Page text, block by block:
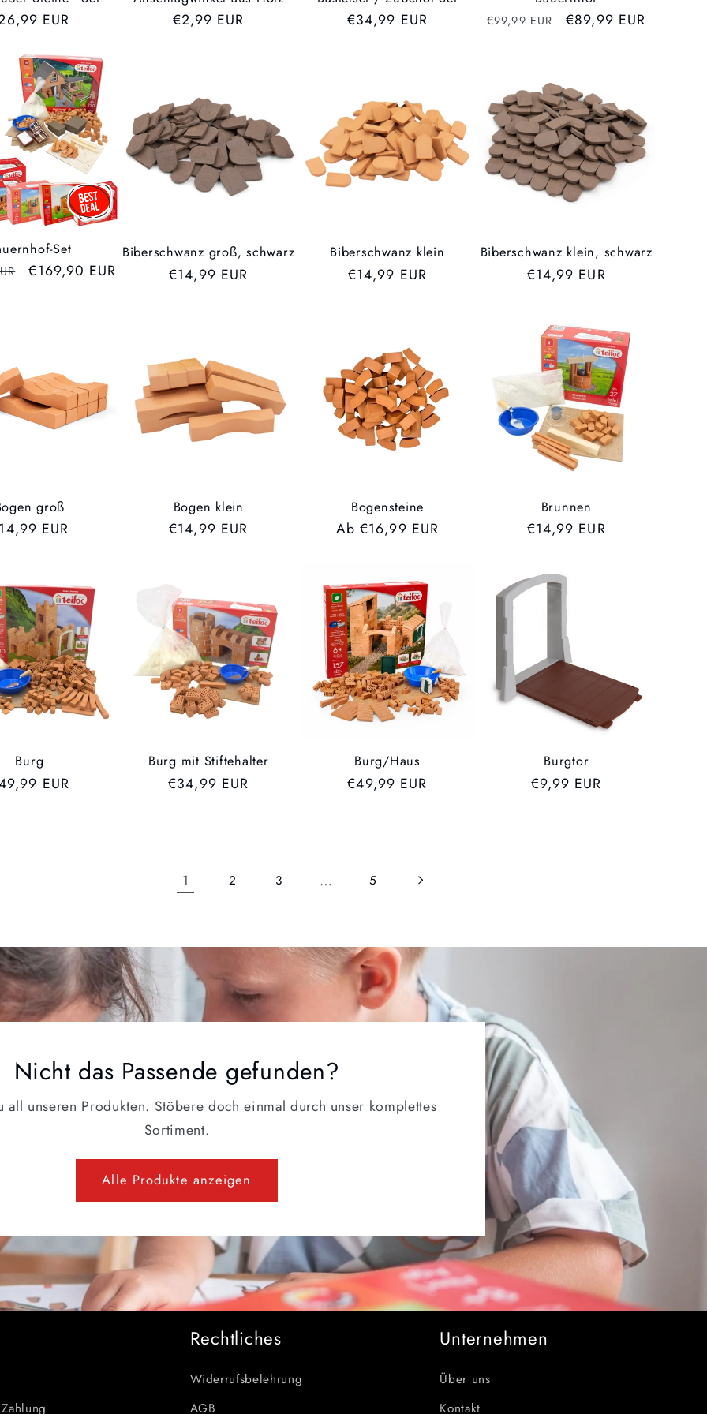
EUR UVP
€2,99 EUR UVP
€34,99 EUR UVP
€99,99 EUR Verkaufspreis
€89,99 EUR
%
Set
Verkaufspreis
€169,90 EUR
Biberschwanz groß, schwarz
UVP
€14,99 EUR
Biberschwanz klein
UVP
€14,99 EUR
Biberschwanz klein, schwarz
UVP
€14,99 EUR
groß
EUR
Bogen klein
UVP
€14,99 EUR
Bogensteine
UVP
Ab €16,99 EUR
Brunnen
UVP
€14,99 EUR
Burg
EUR
Burg mit Stiftehalter
UVP
€34,99 EUR
Burg/Haus
UVP
€49,99 EUR
Burgtor
UVP
€9,99 EUR
1 2 3 … 5
Nicht das Passende gefunden?
all unseren Produkten. Stöbere doch einmal durch unser komplettes
Sortiment.
Alle Produkte anzeigen
Rechtliches
Widerrufsbelehrung
AGB
Unternehmen
Über uns
Kontakt